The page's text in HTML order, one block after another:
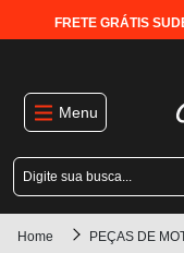
FRETE GRÁTIS
Menu
Home PEÇAS DE